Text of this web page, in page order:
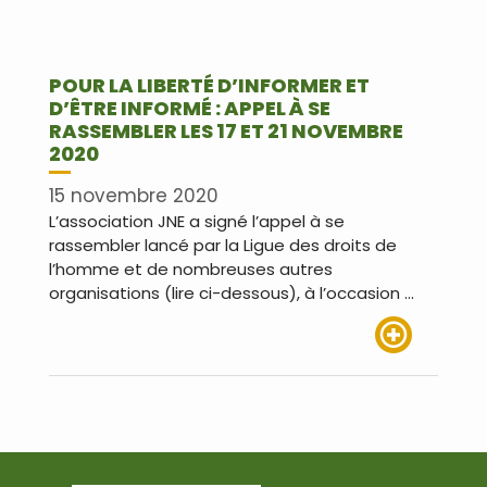
POUR LA LIBERTÉ D’INFORMER ET
D’ÊTRE INFORMÉ : APPEL À SE
RASSEMBLER LES 17 ET 21 NOVEMBRE
2020
15 novembre 2020
L’association JNE a signé l’appel à se
rassembler lancé par la Ligue des droits de
l’homme et de nombreuses autres
organisations (lire ci-dessous), à l’occasion …